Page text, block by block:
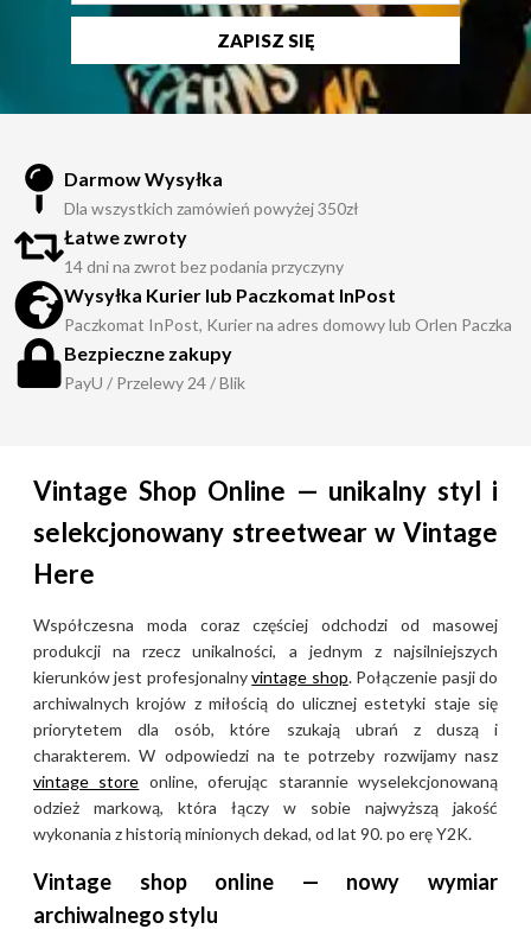
ZAPISZ SIĘ
Darmow Wysyłka
Dla wszystkich zamówień powyżej 350zł
Łatwe zwroty
14 dni na zwrot bez podania przyczyny
Wysyłka Kurier lub Paczkomat InPost
Paczkomat InPost, Kurier na adres domowy lub Orlen Paczka
Bezpieczne zakupy
PayU / Przelewy 24 / Blik
Vintage Shop Online — unikalny styl i
selekcjonowany streetwear w Vintage
Here
Współczesna moda coraz częściej odchodzi od masowej
produkcji na rzecz unikalności, a jednym z najsilniejszych
kierunków jest profesjonalnyvintage shop. Połączenie pasji do
archiwalnych krojów z miłością do ulicznej estetyki staje się
priorytetem dla osób, które szukają ubrań z duszą i
charakterem. W odpowiedzi na te potrzeby rozwijamy nasz
vintage store online, oferując starannie wyselekcjonowaną
odzież markową, która łączy w sobie najwyższą jakość
wykonania z historią minionych dekad, od lat 90. po erę Y2K.
Vintage shop online — nowy wymiar
archiwalnego stylu